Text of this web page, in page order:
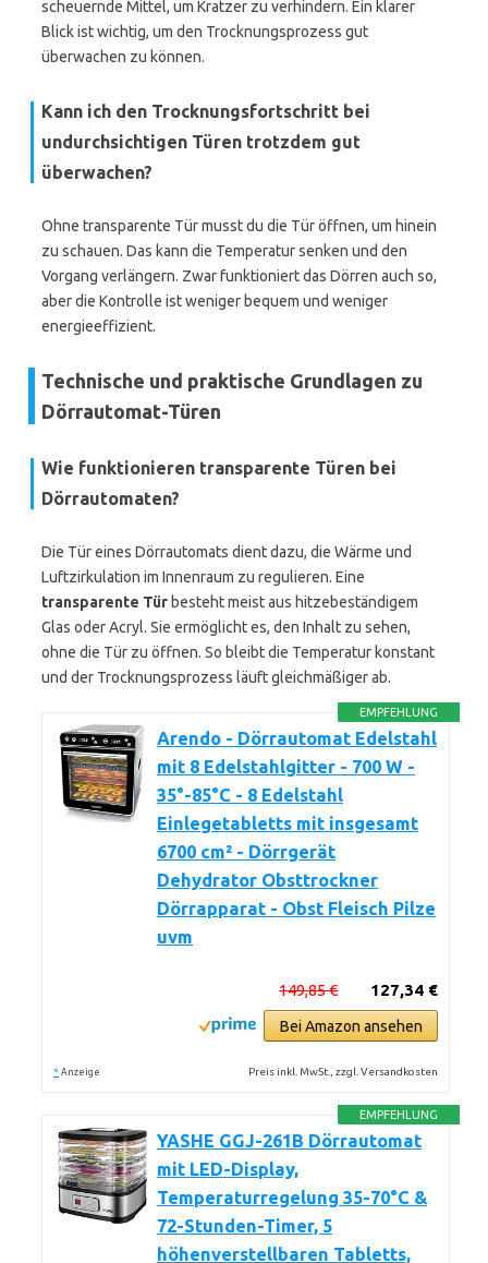
scheuernde Mittel, um Kratzer zu verhindern. Ein klarer
Blick ist wichtig, um den Trocknungsprozess gut
überwachen zu können.
Kann ich den Trocknungsfortschritt bei
undurchsichtigen Türen trotzdem gut
überwachen?
Ohne transparente Tür musst du die Tür öffnen, um hinein
zu schauen. Das kann die Temperatur senken und den
Vorgang verlängern. Zwar funktioniert das Dörren auch so,
aber die Kontrolle ist weniger bequem und weniger
energieeffizient.
Technische und praktische Grundlagen zu
Dörrautomat-Türen
Wie funktionieren transparente Türen bei
Dörrautomaten?
Die Tür eines Dörrautomats dient dazu, die Wärme und
Luftzirkulation im Innenraum zu regulieren. Eine
transparente Tür besteht meist aus hitzebeständigem
Glas oder Acryl. Sie ermöglicht es, den Inhalt zu sehen,
ohne die Tür zu öffnen. So bleibt die Temperatur konstant
und der Trocknungsprozess läuft gleichmäßiger ab.
EMPFEHLUNG
Arendo - Dörrautomat Edelstahl
mit 8 Edelstahlgitter - 700 W -
35°-85°C - 8 Edelstahl
Einlegetabletts mit insgesamt
6700 cm² - Dörrgerät
Dehydrator Obsttrockner
Dörrapparat - Obst Fleisch Pilze
uvm
127,34 €
149,85 €
Bei Amazon ansehen
* Anzeige Preis inkl. MwSt., zzgl. Versandkosten
EMPFEHLUNG
YASHE GGJ-261B Dörrautomat
mit LED-Display,
Temperaturregelung 35-70°C &
72-Stunden-Timer, 5
höhenverstellbaren Tabletts,